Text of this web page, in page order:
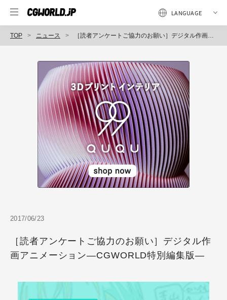
TOP ニュース ［読者アンケートご協力のお願い］デジタル作画アニメーション―CGWORLD特別編集版―
2017/06/23
［読者アンケートご協力のお願い］デジタル作
画アニメーション―CGWORLD特別編集版―